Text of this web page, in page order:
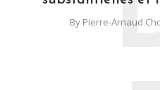
By Pierre-Arnaud